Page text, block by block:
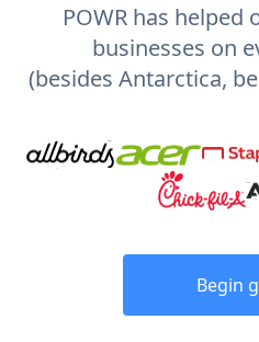
POWR has helped
businesses on
(besides Antarctica,
Begin